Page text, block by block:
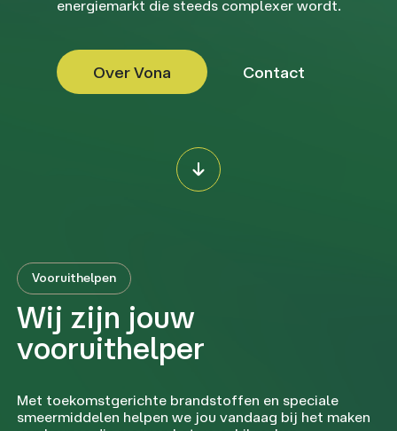
energiemarkt die steeds complexer wordt.
Over Vona Contact
Vooruithelpen
Wij zijn jouw
vooruithelper
Met toekomstgerichte brandstoffen en speciale
smeermiddelen helpen we jou vandaag bij het maken